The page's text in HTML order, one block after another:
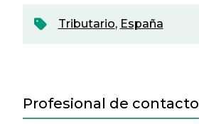
Tributario, España
Profesional de contacto